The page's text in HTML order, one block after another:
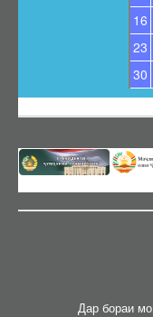
16
23
30
Дар бораи мо